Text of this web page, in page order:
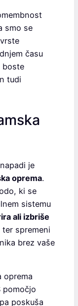
smo se
času
boste
tudi
je
oprema.
ki se
sistemu
ali izbriše
ter spremeni
brez vaše
oprema
pomočjo
poskuša